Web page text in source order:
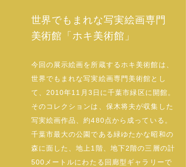
世界でもまれな写実絵画専門
美術館「ホキ美術館」
今回の展示絵画を所蔵するホキ美術館は、
世界でもまれな写実絵画専門美術館とし
て、2010年11月3日に千葉市緑区に開館。
そのコレクションは、保木将夫が収集した
写実絵画作品、約480点から成っている。
千葉市最大の公園である緑ゆたかな昭和の
森に面した、地上1階、地下2階の三層の計
500メートルにわたる回廊型ギャラリーで